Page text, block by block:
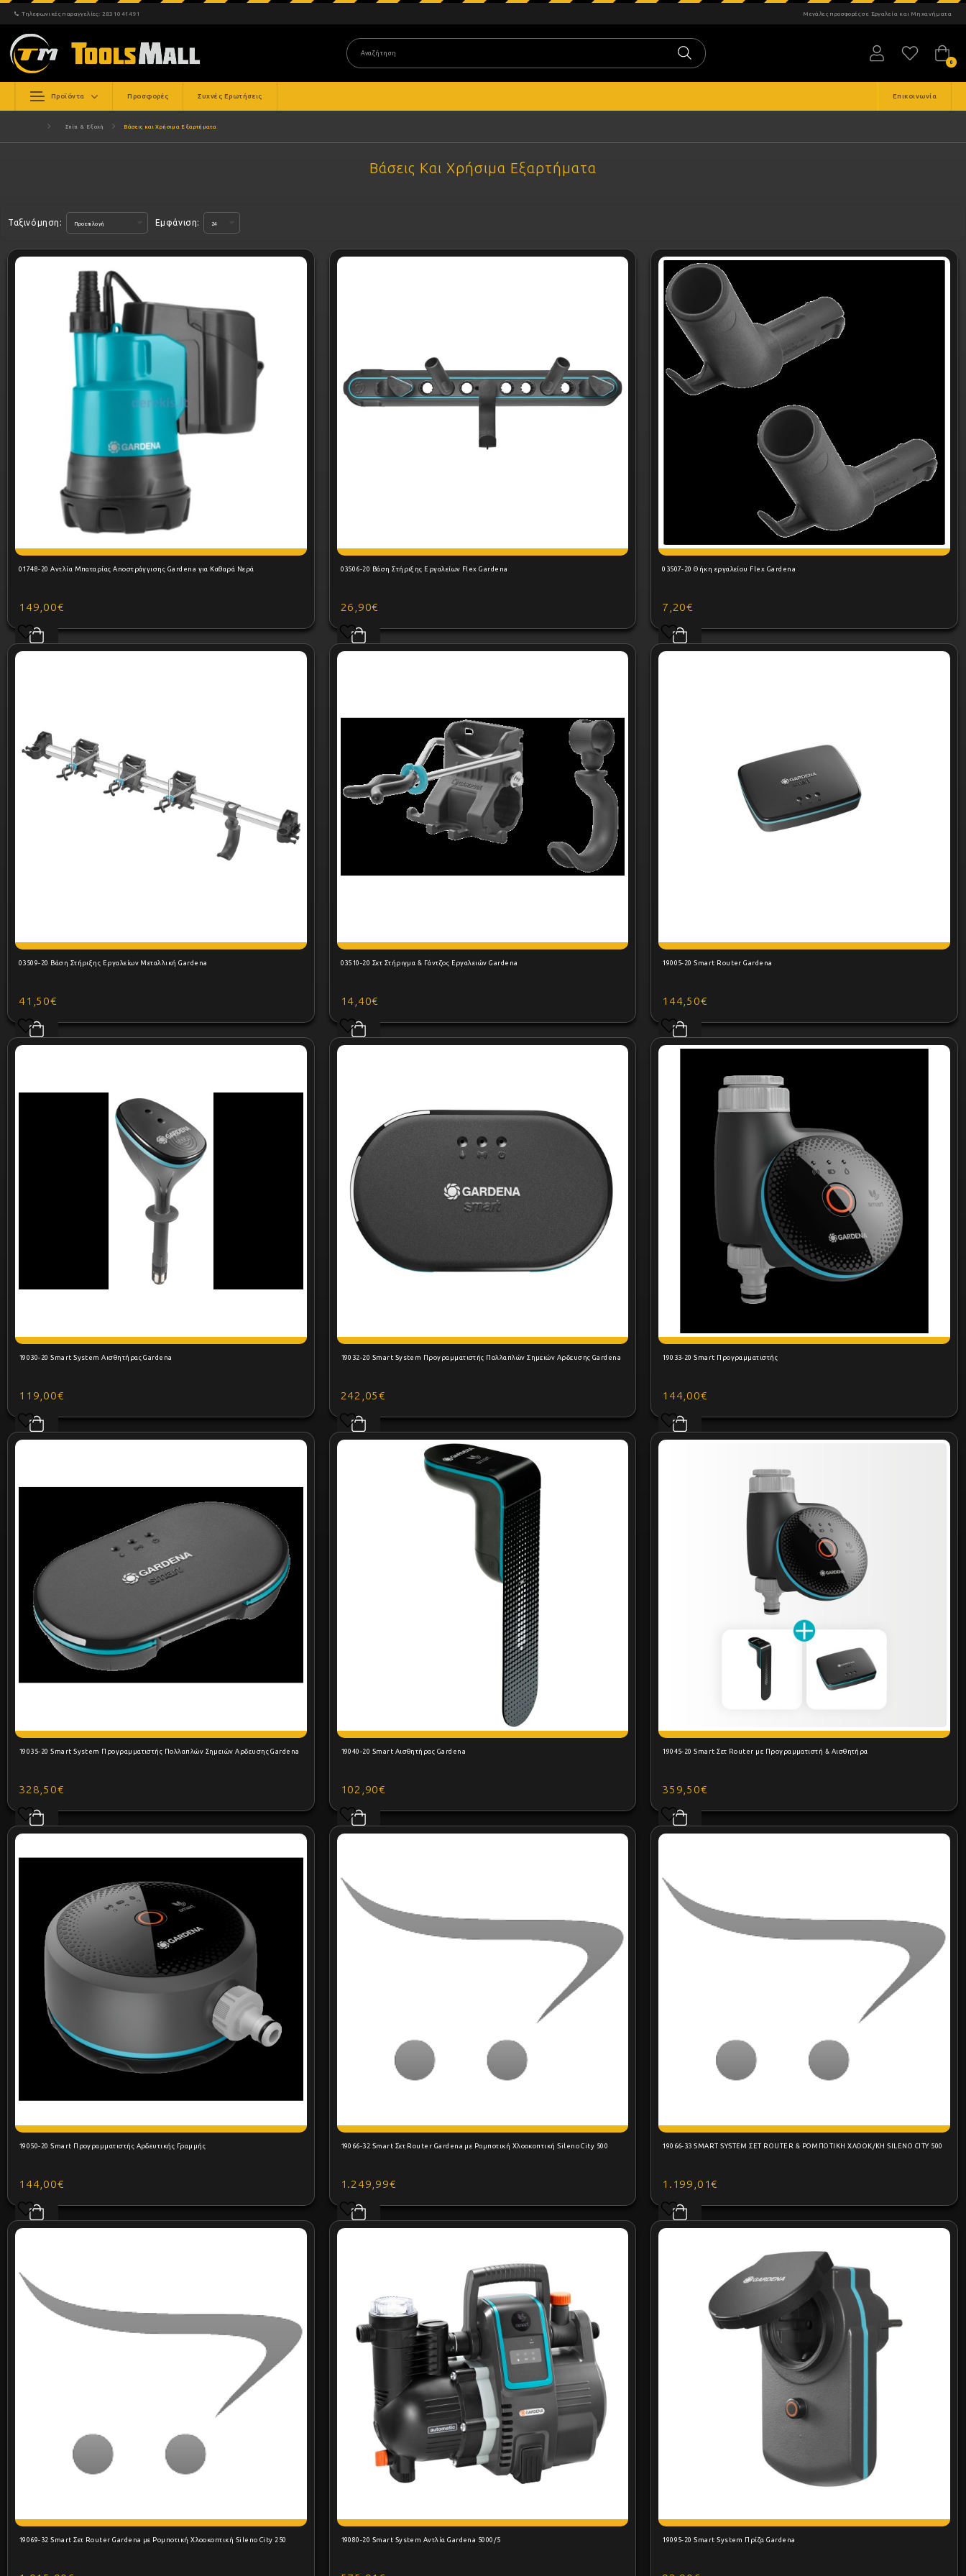
Μεγάλες προσφορές σε Εργαλεία και Μηχανήματα
Τηλεφωνικές παραγγελίες: 2831041491
0
Προϊόντα Προσφορές Συχνές Ερωτήσεις Επικοινωνία
Σπίτι & Εξοχή Βάσεις και Χρήσιμα Εξαρτήματα
Βάσεις Και Χρήσιμα Εξαρτήματα
Ταξινόμηση: Εμφάνιση:
01748-20 Αντλία Μπαταρίας Αποστράγγισης Gardena για Καθαρά Νερά
149,00€
03506-20 Βάση Στήριξης Εργαλείων Flex Gardena
26,90€
03507-20 Θήκη εργαλείου Flex Gardena
7,20€
03509-20 Βάση Στήριξης Εργαλείων Μεταλλική Gardena
41,50€
03510-20 Σετ Στήριγμα & Γάντζος Εργαλειών Gardena
14,40€
19005-20 Smart Router Gardena
144,50€
19030-20 Smart System Αισθητήρας Gardena
119,00€
19032-20 Smart System Προγραμματιστής Πολλαπλών Σημειών Αρδευσης Gardena
242,05€
19033-20 Smart Προγραμματιστής
144,00€
19035-20 Smart System Προγραμματιστής Πολλαπλών Σημειών Αρδευσης Gardena
328,50€
19040-20 Smart Αισθητήρας Gardena
102,90€
19045-20 Smart Σετ Router με Προγραμματιστή & Αισθητήρα
359,50€
19050-20 Smart Προγραμματιστής Αρδευτικής Γραμμής
144,00€
19066-32 Smart Σετ Router Gardena με Ρομποτική Χλοοκοπτική Sileno City 500
1.249,99€
19066-33 SMART SYSTEM ΣΕΤ ROUTER & ΡΟΜΠΟΤΙΚΗ ΧΛΟOK/ΚΗ SILENO CITY 500
1.199,01€
19069-32 Smart Σετ Router Gardena με Ρομποτική Χλοοκοπτική Sileno City 250 19080-20 Smart System Αντλία Gardena 5000/5 19095-20 Smart System Πρίζα Gardena